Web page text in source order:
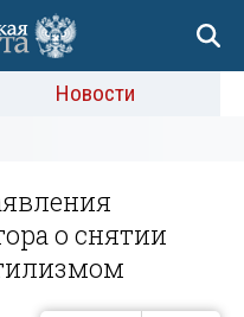
Новости
о снятии